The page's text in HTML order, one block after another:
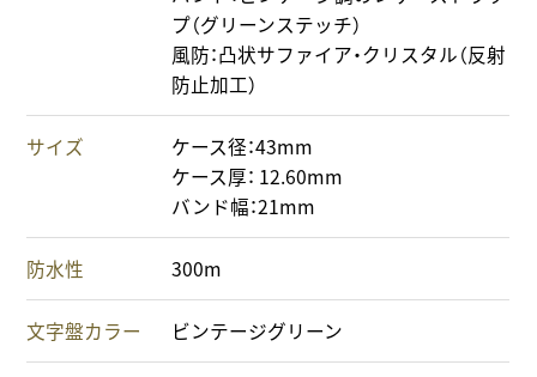
プ（グリーンステッチ）
風防：凸状サファイア・クリスタル（反射
防止加工）
サイズ
ケース径：43mm
ケース厚： 12.60mm
バンド幅：21mm
防水性 300m
文字盤カラー ビンテージグリーン